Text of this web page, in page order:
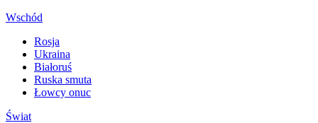
Wschód
Rosja
Ukraina
Białoruś
Ruska smuta
Łowcy onuc
Świat